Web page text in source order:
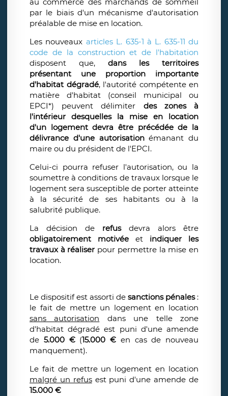
par le biais d'un mécanisme d'autorisation
préalable de mise en location.
Les nouveaux articles L. 635-1 à L. 635-11 du
code de la construction et de l'habitation
disposent que, dans les territoires
présentant une proportion importante
d'habitat dégradé, l'autorité compétente en
matière d'habitat (conseil municipal ou
EPCI*) peuvent délimiter des zones à
l'intérieur desquelles la mise en location
d'un logement devra être précédée de la
délivrance d'une autorisationémanant du
maire ou du président de l'EPCI.
Celui-ci pourra refuser l'autorisation, ou la
soumettre à conditions de travaux lorsque le
logement sera susceptible de porter atteinte
à la sécurité de ses habitants ou à la
salubrité publique.
La décision de refus devra alors être
obligatoirement motivée et indiquer les
travaux à réaliser pour permettre la mise en
location.
Le dispositif est assorti de sanctions pénales:
le fait de mettre un logementen location
sans autorisation dans une telle zone
d'habitat dégradé est puni d'une amende
de 5.000 €(15.000 € en cas de nouveau
manquement).
Le fait de mettre un logement en location
malgré un refusest puni d'une amende de
15.000 €